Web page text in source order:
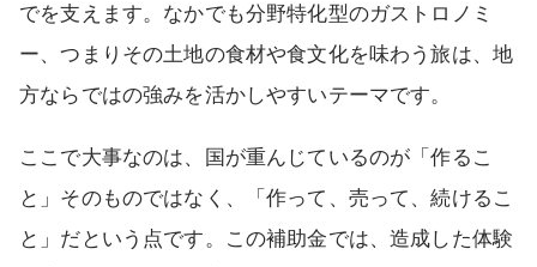
でを支えます。なかでも分野特化型のガストロノミ
ー、つまりその土地の食材や食文化を味わう旅は、地
方ならではの強みを活かしやすいテーマです。
ここで大事なのは、国が重んじているのが「作るこ
と」そのものではなく、「作って、売って、続けるこ
と」だという点です。この補助金では、造成した体験